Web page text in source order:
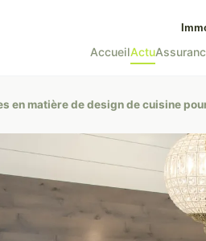
AccueilActu
en matière de design de cuisine